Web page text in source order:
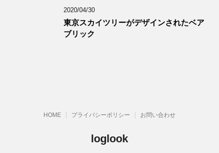
2020/04/30
東京スカイツリーがデザインされたベア
ブリック
HOME プライバシーポリシー お問い合わせ
loglook